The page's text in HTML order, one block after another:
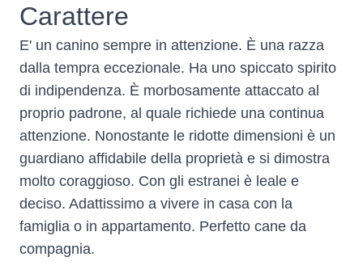
Carattere
E' un canino sempre in attenzione. È una razza
dalla tempra eccezionale. Ha uno spiccato spirito
di indipendenza. È morbosamente attaccato al
proprio padrone, al quale richiede una continua
attenzione. Nonostante le ridotte dimensioni è un
guardiano affidabile della proprietà e si dimostra
molto coraggioso. Con gli estranei è leale e
deciso. Adattissimo a vivere in casa con la
famiglia o in appartamento. Perfetto cane da
compagnia.